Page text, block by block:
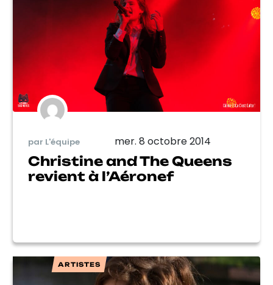
par L'équipe mer. 8 octobre 2014
Christine and The Queens
revient à l’Aéronef
ARTISTES